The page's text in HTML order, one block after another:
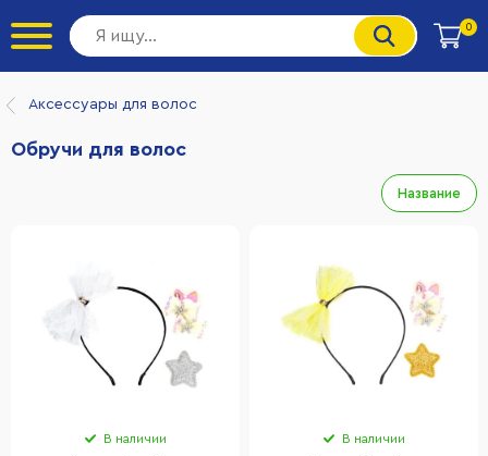
0
Аксессуары для волос
Обручи для волос
Название
В наличии В наличии